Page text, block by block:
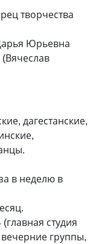
творчества
Юрьевна
(Вячеслав
дагестанские,
в неделю в
студия
группы,